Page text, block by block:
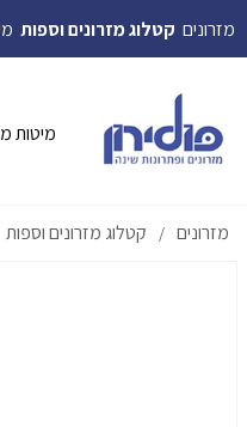
מזרונים קטלוג מזרונים וספות
מיטות
מזרונים / קטלוג מזרונים וספות